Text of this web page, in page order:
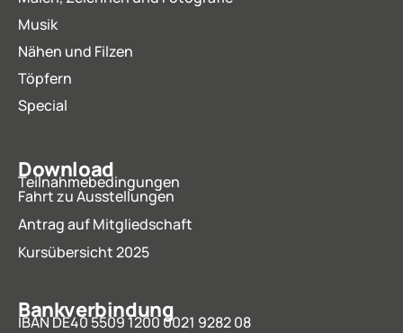
Musik
Nähen und Filzen
Töpfern
Special
Download
Teilnahmebedingungen
Fahrt zu Ausstellungen
Antrag auf Mitgliedschaft
Kursübersicht 2025
Bankverbindung
IBAN DE40 5509 1200 0021 9282 08